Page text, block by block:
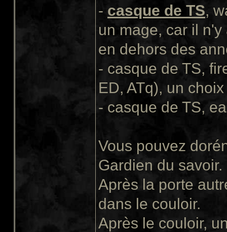
- casque de TS,
un mage, car il
en dehors des
- casque de TS,
ED, ATq), un
- casque de TS,
Vous pouvez
Gardien du savoir.
Après la porte
dans le couloir.
Après le couloir,